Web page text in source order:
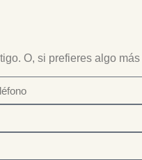
O, si prefieres algo